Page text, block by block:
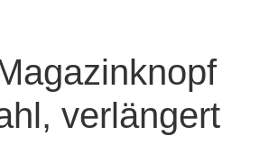
verlängert